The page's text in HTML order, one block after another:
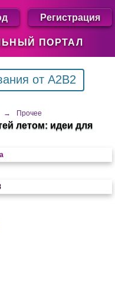
ПОРТАЛ
Регистрация
от A2B2
→ Прочее
летом: идеи для